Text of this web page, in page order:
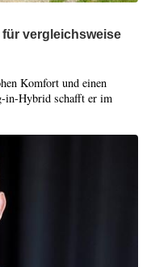
für vergleichsweise
Komfort und einen
in-Hybrid schafft er im